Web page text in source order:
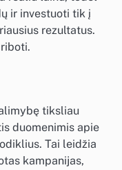
ir investuoti tik į
rezultatus.
tiksliau
duomenimis apie
Tai leidžia
kampanijas,